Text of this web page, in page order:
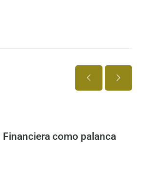
Financiera como palanca